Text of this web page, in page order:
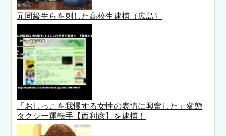
元同級生らを刺した高校生逮捕（広島）
「おしっこを我慢する女性の表情に興奮した」変態
タクシー運転手【西利彦】を逮捕！